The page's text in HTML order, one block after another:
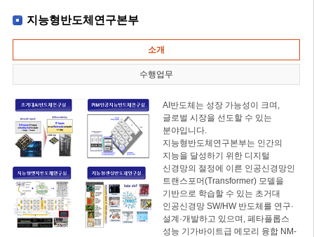
지능형반도체연구본부
소개
수행업무
AI반도체는 성장 가능성이 크며,
글로벌 시장을 선도할 수 있는
분야입니다.
지능형반도체연구본부는 인간의
지능을 달성하기 위한 디지털
신경망의 절정에 이른 인공신경망인
트랜스포머(Transformer) 모델을
기반으로 학습할 수 있는 초거대
인공신경망 SW/HW 반도체를 연구·
설계·개발하고 있으며, 페타플롭스
성능 기가바이트급 메모리 융합 NM-